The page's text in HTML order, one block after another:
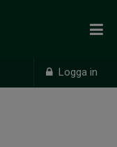
Logga in